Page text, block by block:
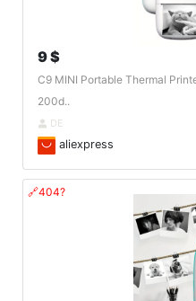
9 $
C9 MINI Portable Thermal
200d..
DE
aliexpress
🔗404?